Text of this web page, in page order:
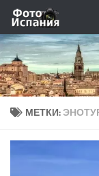
Skip to content
МЕТКИ: